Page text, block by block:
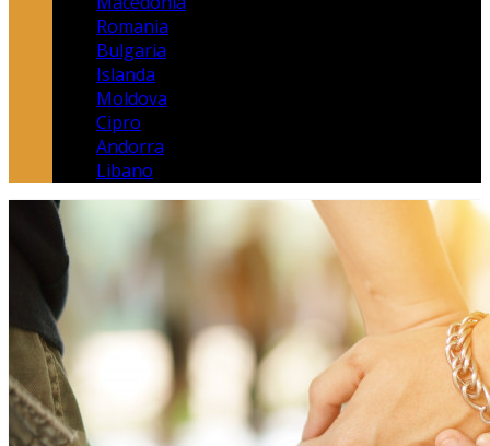
Romania
Bulgaria
Islanda
Moldova
Cipro
Andorra
Libano